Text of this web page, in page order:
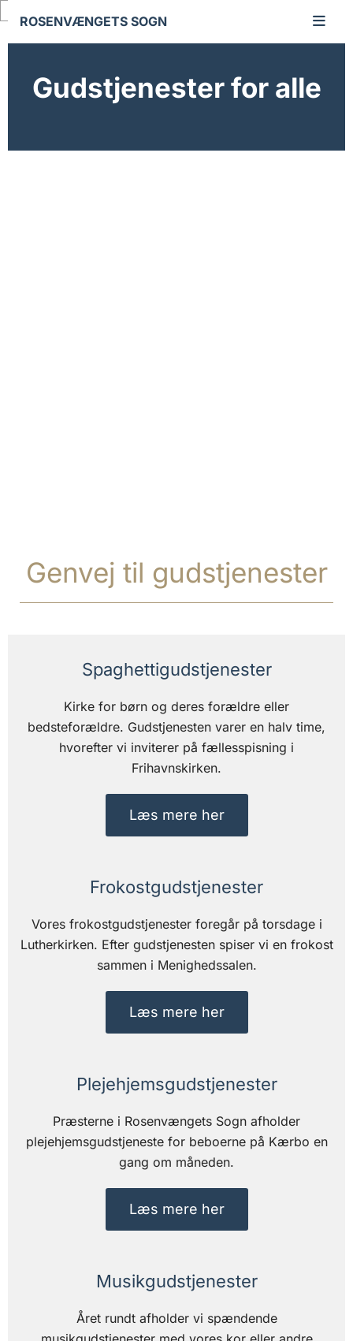
ROSENVÆNGETS SOGN
Gudstjenester for alle
Genvej til gudstjenester
Spaghettigudstjenester
Kirke for børn og deres forældre eller
bedsteforældre. Gudstjenesten varer en halv time,
hvorefter vi inviterer på fællesspisning i
Frihavnskirken.
Læs mere her
Frokostgudstjenester
Vores frokostgudstjenester foregår på torsdage i
Lutherkirken. Efter gudstjenesten spiser vi en frokost
sammen i Menighedssalen.
Læs mere her
Plejehjemsgudstjenester
Præsterne i Rosenvængets Sogn afholder
plejehjemsgudstjeneste for beboerne på Kærbo en
gang om måneden.
Læs mere her
Musikgudstjenester
Året rundt afholder vi spændende